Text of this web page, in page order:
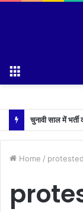
Home / protested